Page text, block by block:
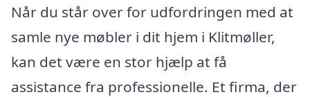
Når du står over for udfordringen med at
samle nye møbler i dit hjem i Klitmøller,
kan det være en stor hjælp at få
assistance fra professionelle. Et firma, der